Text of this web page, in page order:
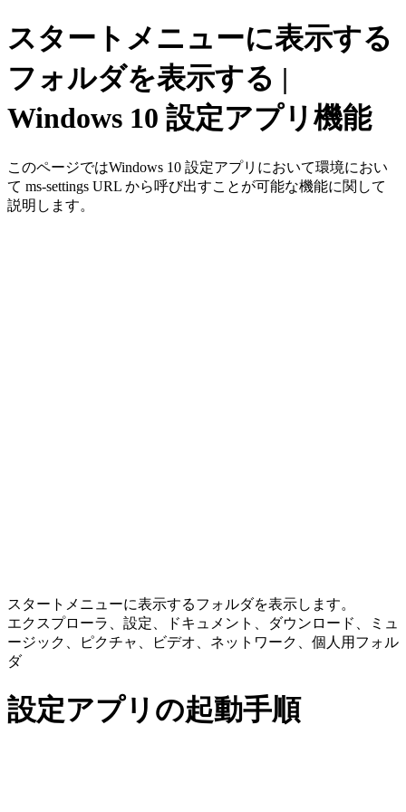
スタートメニューに表示する
フォルダを表示する |
Windows 10 設定アプリ機能
このページではWindows 10 設定アプリにおいて環境におい
て ms-settings URL から呼び出すことが可能な機能に関して
説明します。
スタートメニューに表示するフォルダを表示します。
エクスプローラ、設定、ドキュメント、ダウンロード、ミュ
ージック、ピクチャ、ビデオ、ネットワーク、個人用フォル
ダ
設定アプリの起動手順